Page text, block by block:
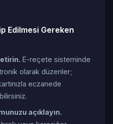
Edilmesi Gereken
E-reçete sisteminde
olarak düzenler;
eczanede
açıklayın.